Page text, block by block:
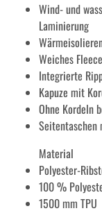
Wind- und
Laminierung
Weiches
Integrierte
Kapuze mit
Ohne Kordeln
Seitentaschen
Material
Polyester-
100 %
1500 mm TPU